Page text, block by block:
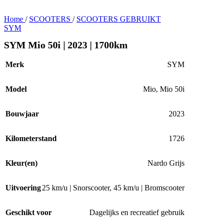
Home / SCOOTERS / SCOOTERS GEBRUIKT
SYM
SYM Mio 50i | 2023 | 1700km
Merk SYM
Model Mio, Mio 50i
Bouwjaar 2023
Kilometerstand 1726
Kleur(en) Nardo Grijs
Uitvoering25 km/u | Snorscooter, 45 km/u | Bromscooter
Geschikt voor Dagelijks en recreatief gebruik